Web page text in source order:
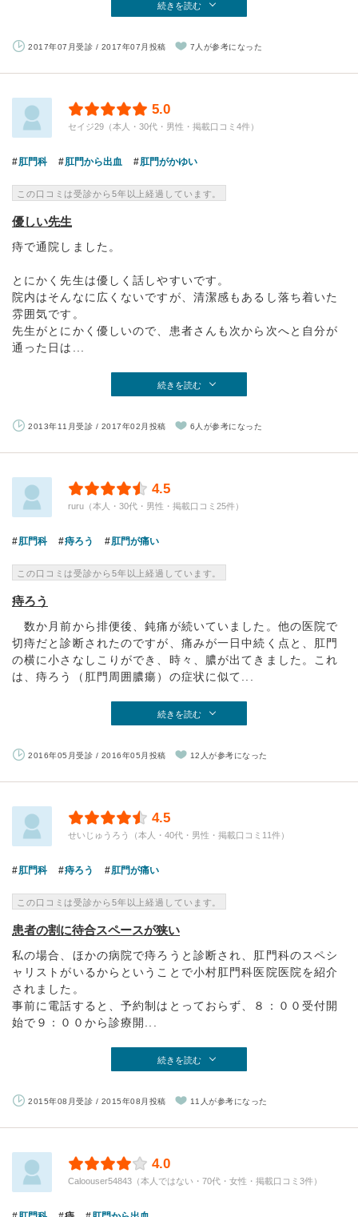
続きを読む
2017年07月受診 / 2017年07月投稿 7人が参考になった
5.0
セイジ29（本人・30代・男性・掲載口コミ4件）
肛門科 肛門から出血 肛門がかゆい
この口コミは受診から5年以上経過しています。
優しい先生
痔で通院しました。
とにかく先生は優しく話しやすいです。
院内はそんなに広くないですが、清潔感もあるし落ち着いた
雰囲気です。
先生がとにかく優しいので、患者さんも次から次へと自分が
通った日は...
続きを読む
2013年11月受診 / 2017年02月投稿 6人が参考になった
4.5
ruru（本人・30代・男性・掲載口コミ25件）
肛門科 痔ろう 肛門が痛い
この口コミは受診から5年以上経過しています。
痔ろう
数か月前から排便後、鈍痛が続いていました。他の医院で
切痔だと診断されたのですが、痛みが一日中続く点と、肛門
の横に小さなしこりができ、時々、膿が出てきました。これ
は、痔ろう（肛門周囲膿瘍）の症状に似て...
続きを読む
2016年05月受診 / 2016年05月投稿 12人が参考になった
4.5
せいじゅうろう（本人・40代・男性・掲載口コミ11件）
肛門科 痔ろう 肛門が痛い
この口コミは受診から5年以上経過しています。
患者の割に待合スペースが狭い
私の場合、ほかの病院で痔ろうと診断され、肛門科のスペシ
ャリストがいるからということで小村肛門科医院医院を紹介
されました。
事前に電話すると、予約制はとっておらず、８：００受付開
始で９：００から診療開...
続きを読む
2015年08月受診 / 2015年08月投稿 11人が参考になった
4.0
Caloouser54843（本人ではない・70代・女性・掲載口コミ3件）